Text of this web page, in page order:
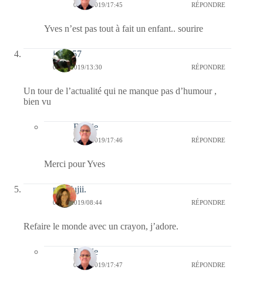
09/03/2019/17:45 RÉPONDRE
Yves n’est pas tout à fait un enfant.. sourire
jazzy57
09/03/2019/13:30 RÉPONDRE
Un tour de l’actualité qui ne manque pas d’humour ,
bien vu
Bernie
09/03/2019/17:46 RÉPONDRE
Merci pour Yves
missfujii.
09/03/2019/08:44 RÉPONDRE
Refaire le monde avec un crayon, j’adore.
Bernie
09/03/2019/17:47 RÉPONDRE